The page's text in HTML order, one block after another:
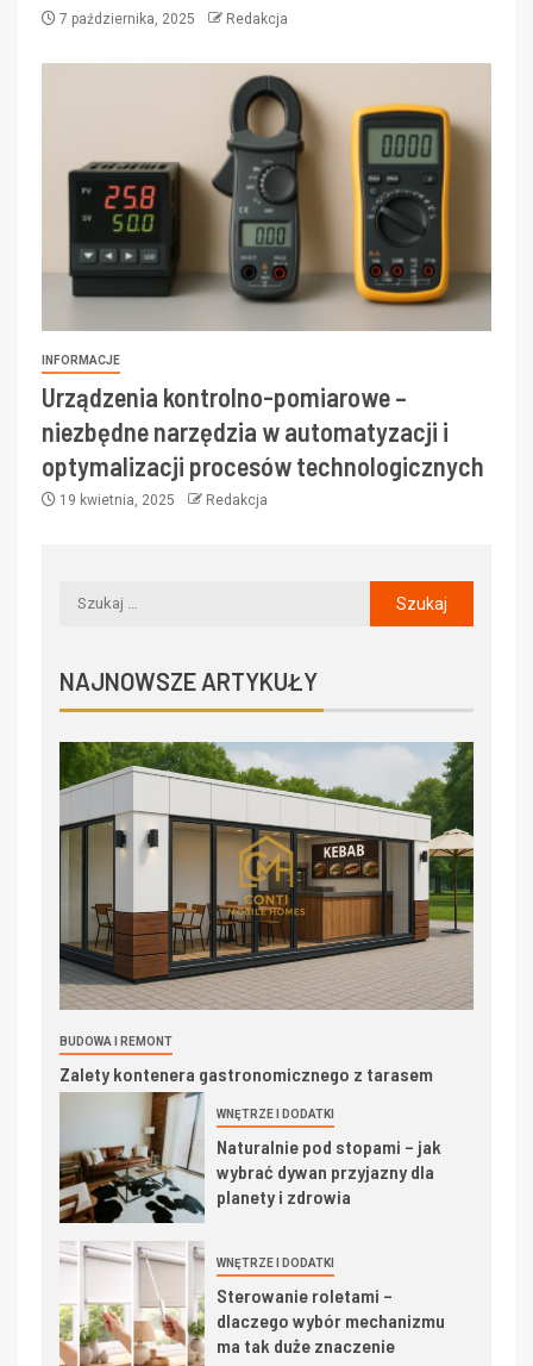
7 października, 2025 Redakcja
INFORMACJE
Urządzenia kontrolno-pomiarowe –
niezbędne narzędzia w automatyzacji i
optymalizacji procesów technologicznych
19 kwietnia, 2025 Redakcja
NAJNOWSZE ARTYKUŁY
BUDOWA I REMONT
Zalety kontenera gastronomicznego z tarasem
WNĘTRZE I DODATKI
Naturalnie pod stopami – jak
wybrać dywan przyjazny dla
planety i zdrowia
WNĘTRZE I DODATKI
Sterowanie roletami –
dlaczego wybór mechanizmu
ma tak duże znaczenie